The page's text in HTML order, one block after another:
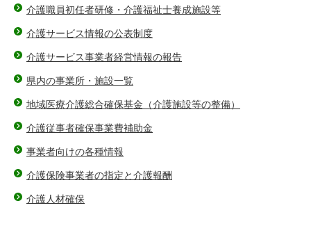
介護職員初任者研修・介護福祉士養成施設等
介護サービス情報の公表制度
介護サービス事業者経営情報の報告
県内の事業所・施設一覧
地域医療介護総合確保基金（介護施設等の整備）
介護従事者確保事業費補助金
事業者向けの各種情報
介護保険事業者の指定と介護報酬
介護人材確保